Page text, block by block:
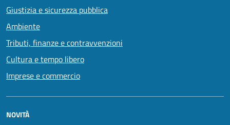
Giustizia e sicurezza pubblica
Ambiente
Tributi, finanze e contravvenzioni
Cultura e tempo libero
Imprese e commercio
NOVITÀ